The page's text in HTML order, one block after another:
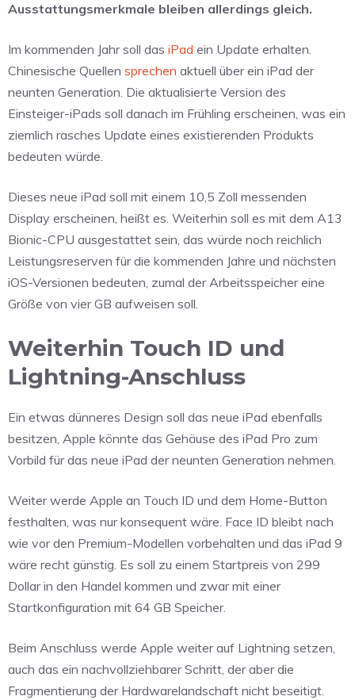
Ausstattungsmerkmale bleiben allerdings gleich.
Im kommenden Jahr soll das iPad ein Update erhalten.
Chinesische Quellen sprechen aktuell über ein iPad der
neunten Generation. Die aktualisierte Version des
Einsteiger-iPads soll danach im Frühling erscheinen, was ein
ziemlich rasches Update eines existierenden Produkts
bedeuten würde.
Dieses neue iPad soll mit einem 10,5 Zoll messenden
Display erscheinen, heißt es. Weiterhin soll es mit dem A13
Bionic-CPU ausgestattet sein, das würde noch reichlich
Leistungsreserven für die kommenden Jahre und nächsten
iOS-Versionen bedeuten, zumal der Arbeitsspeicher eine
Größe von vier GB aufweisen soll.
Weiterhin Touch ID und
Lightning-Anschluss
Ein etwas dünneres Design soll das neue iPad ebenfalls
besitzen, Apple könnte das Gehäuse des iPad Pro zum
Vorbild für das neue iPad der neunten Generation nehmen.
Weiter werde Apple an Touch ID und dem Home-Button
festhalten, was nur konsequent wäre. Face ID bleibt nach
wie vor den Premium-Modellen vorbehalten und das iPad 9
wäre recht günstig. Es soll zu einem Startpreis von 299
Dollar in den Handel kommen und zwar mit einer
Startkonfiguration mit 64 GB Speicher.
Beim Anschluss werde Apple weiter auf Lightning setzen,
auch das ein nachvollziehbarer Schritt, der aber die
Fragmentierung der Hardwarelandschaft nicht beseitigt.